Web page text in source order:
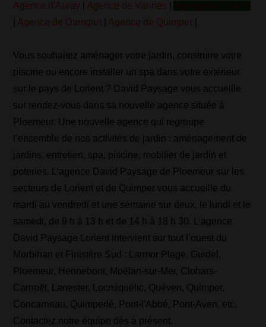
Agence de Lorient
Vous souhaitez aménager votre jardin, construire votre
piscine ou encore installer un spa dans votre extérieur
sur le pays de Lorient ? David Paysage vous accueille
sur rendez-vous dans sa nouvelle agence située à
Ploemeur. Une nouvelle agence qui regroupe
l’ensemble de nos activités de jardin : aménagement de
jardins, entretien, spa, piscine, mobilier de jardin et
poteries. L’agence David Paysage de Ploemeur sur les
secteurs de Lorient et de Quimper vous accueille du
mardi au vendredi et une semaine sur deux, le lundi et le
samedi, de 9 h à 13 h et de 14 h à 18 h 30. L’agence
David Paysage Lorient intervient sur tout l’ouest du
Morbihan et Finistère Sud : Larmor Plage, Guidel,
Ploemeur, Hennebont, Moëlan-sur-Mer, Clohars-
Carnoët, Lanester, Locmiquélic, Quéven, Quimper,
Concarneau, Quimperlé, Pont-l'Abbé, Pont-Aven, etc.
Contactez notre équipe dès à présent.